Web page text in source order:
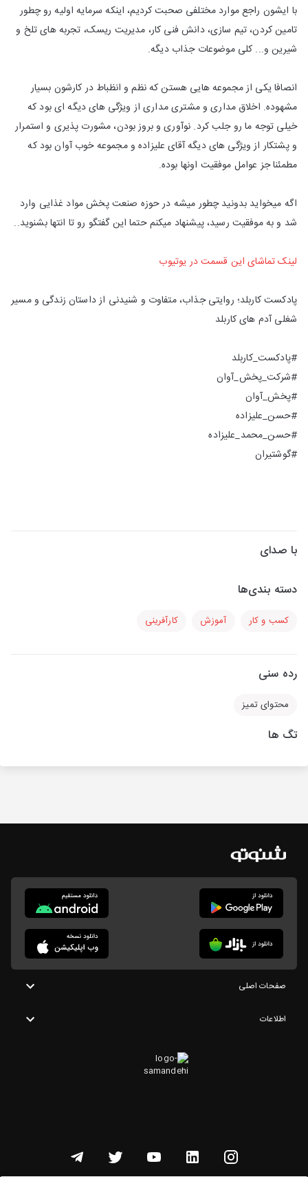
با ایشون راجع موارد مختلفی صحبت کردیم، اینکه سرمایه اولیه رو چطور
تامین کردن، تیم سازی، دانش فنی کار، مدیریت ریسک، تجربه های تلخ و
شیرین و... کلی موضوعات جذاب دیگه.
انصافا یکی از مجموعه هایی هستن که نظم و انظباط در کارشون بسیار
مشهوده. اخلاق مداری و مشتری مداری از ویژگی های دیگه ای بود که
خیلی توجه ما رو جلب کرد. نوآوری و بروز بودن، مشورت پذیری و استمرار
و پشتکار از ویژگی های دیگه آقای علیزاده و مجموعه خوب آوان بود که
مطمئنا جز عوامل موفقیت اونها بوده.
اگه میخواید بدونید چطور میشه در حوزه صنعت پخش مواد غذایی وارد
شد و به موفقیت رسید، پیشنهاد میکنم حتما این گفتگو رو تا انتها بشنوید..
لینک تماشای این قسمت در یوتیوب
پادکست کاربلد؛ روایتی جذاب، متفاوت و شنیدنی از داستان زندگی و مسیر
شغلی آدم های کاربلد
#پادکست_کاربلد
#شرکت_پخش_آوان
#پخش_آوان
#حسن_علیزاده
#حسن_محمد_علیزاده
#گوشتیران
با صدای
دسته بندی‌ها
کسب و کار آموزش کارآفرینی
رده سنی
محتوای تمیز
تگ ها
صفحات اصلی
اطلاعات